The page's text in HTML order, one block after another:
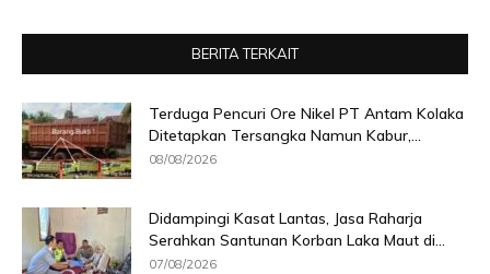
BERITA TERKAIT
Terduga Pencuri Ore Nikel PT Antam Kolaka
Ditetapkan Tersangka Namun Kabur,...
08/08/2026
Didampingi Kasat Lantas, Jasa Raharja
Serahkan Santunan Korban Laka Maut di...
07/08/2026